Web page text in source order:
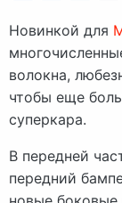
Новинкой для
волокна,
чтобы еще
суперкара.
В передней
передний